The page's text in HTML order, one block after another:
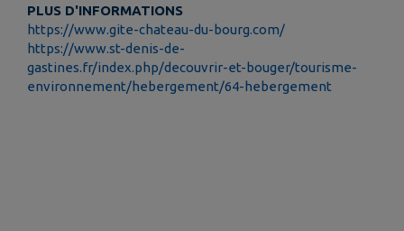
PLUS D'INFORMATIONS
https://www.gite-chateau-du-bourg.com/
https://www.st-denis-de-
gastines.fr/index.php/decouvrir-et-bouger/tourisme-
environnement/hebergement/64-hebergement